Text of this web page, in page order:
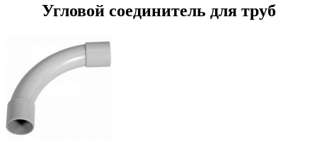
Угловой соединитель для труб